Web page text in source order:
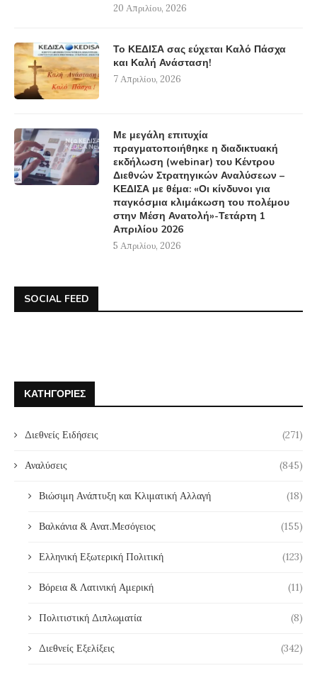
20 Απριλίου, 2026
Το ΚΕΔΙΣΑ σας εύχεται Καλό Πάσχα
και Καλή Ανάσταση!
7 Απριλίου, 2026
Με μεγάλη επιτυχία
πραγματοποιήθηκε η διαδικτυακή
εκδήλωση (webinar) του Κέντρου
Διεθνών Στρατηγικών Αναλύσεων –
ΚΕΔΙΣΑ με θέμα: «Οι κίνδυνοι για
παγκόσμια κλιμάκωση του πολέμου
στην Μέση Ανατολή»-Τετάρτη 1
Απριλίου 2026
5 Απριλίου, 2026
SOCIAL FEED
ΚΑΤΗΓΟΡΊΕΣ
Διεθνείς Ειδήσεις (271)
Αναλύσεις (845)
Βιώσιμη Ανάπτυξη και Κλιματική Αλλαγή (18)
Βαλκάνια & Ανατ.Μεσόγειος (155)
Ελληνική Εξωτερική Πολιτική (123)
Βόρεια & Λατινική Αμερική (11)
Πολιτιστική Διπλωματία (8)
Διεθνείς Εξελίξεις (342)